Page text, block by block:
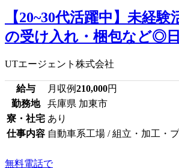
【20~30代活躍中】未経
の受け入れ・梱包など◎
UTエージェント株式会社
給与 月収例210,000円
勤務地
兵庫県 加東市
寮・社宅 あり
仕事内容 自動車系工場 / 組立・加工・
無料電話で